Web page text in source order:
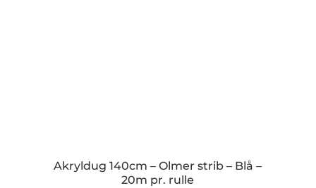
Akryldug 140cm – Olmer strib – Blå –
20m pr. rulle